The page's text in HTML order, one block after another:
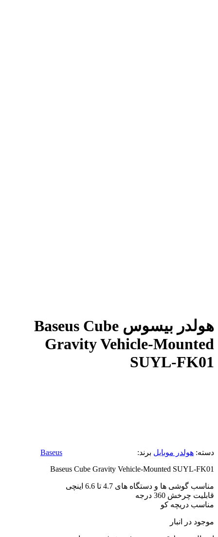
هولدر بیسوس Baseus Cube
Gravity Vehicle-Mounted
SUYL-FK01
دسته: هولدر موبایل برند:
Baseus
Baseus Cube Gravity Vehicle-Mounted SUYL-FK01
مناسب گوشی ها و دستگاه های 4.7 تا 6.6 اینچی
قابلیت چرخش 360 درجه
مناسب دریچه کو
موجود در انبار